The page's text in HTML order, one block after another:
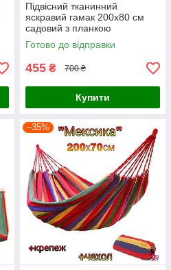
Підвісний тканинний
яскравий гамак 200х80 см
садовий з планкою
мексиканський туристичний
для дому дачі та туризму
Готово до відправки
455 ₴ 700 ₴
Купити
–35%